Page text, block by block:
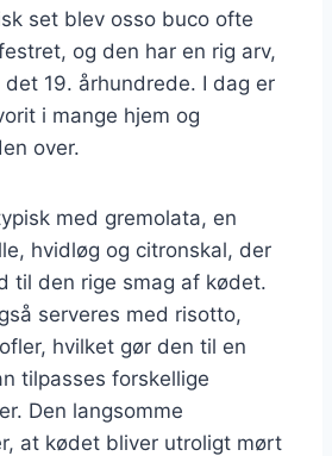
set blev osso buco ofte
og den har en rig arv,
19. århundrede. I dag er
i mange hjem og
over.
med gremolata, en
hvidløg og citronskal, der
til den rige smag af kødet.
serveres med risotto,
hvilket gør den til en
tilpasses forskellige
Den langsomme
at kødet bliver utroligt mørt